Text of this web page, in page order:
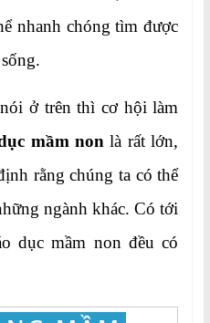
nhanh chóng tìm được
ở trên thì cơ hội làm
mầm non là rất lớn,
rằng chúng ta có thể
ngành khác. Có tới
dục mầm non đều có